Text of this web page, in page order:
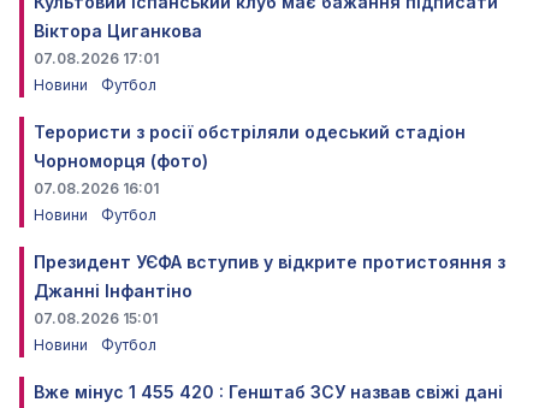
Віктора Циганкова
07.08.2026 17:01
Новини
Футбол
Терористи з росії обстріляли одеський стадіон
Чорноморця (фото)
07.08.2026 16:01
Новини
Футбол
Президент УЄФА вступив у відкрите протистояння з
Джанні Інфантіно
07.08.2026 15:01
Новини
Футбол
Вже мінус 1 455 420 : Генштаб ЗСУ назвав свіжі дані